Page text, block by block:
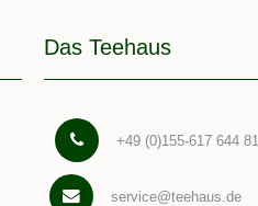
Das Teehaus
+49 (0)155-617 644 81
service@teehaus.de